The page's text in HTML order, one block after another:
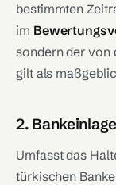
bestimmten
im
sondern der von
gilt als
2.
Umfasst das
türkischen